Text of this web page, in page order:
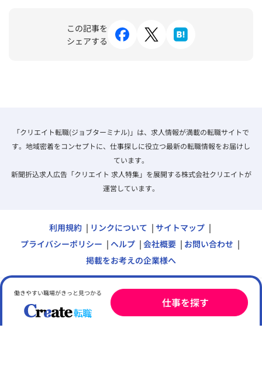
この記事を
シェアする
「クリエイト転職(ジョブターミナル)」は、求人情報が満載の転職サイトで
す。地域密着をコンセプトに、仕事探しに役立つ最新の転職情報をお届けし
ています。
新聞折込求人広告「クリエイト 求人特集」を展開する株式会社クリエイトが
運営しています。
利用規約 リンクについて
サイトマップ
プライバシーポリシー
ヘルプ 会社概要
お問い合わせ
掲載をお考えの企業様へ
クリエイト転職を運営する株式会社クリエイトは一般財団法
人日本情報経済社会推進協会（JIPDEC）によりプライバシ
働きやすい職場がきっと見つかる
仕事を探す